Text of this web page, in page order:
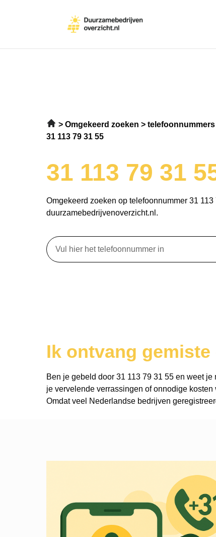
Omgekeerd zoeken
31 113 79 31 55
31 113 79 31
Omgekeerd zoeken op telefoonnummer 31
duurzamebedrijvenoverzicht.nl.
Ik ontvang gemiste
Ben je gebeld door 31 113 79 31 55 en weet
je vervelende verrassingen of onnodige
Omdat veel Nederlandse bedrijven